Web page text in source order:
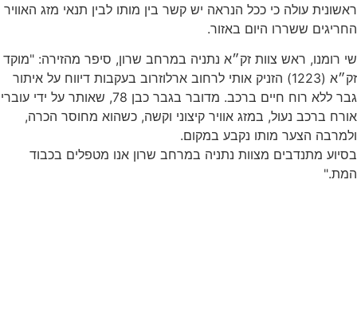
ראשונית עולה כי ככל הנראה יש קשר בין מותו לבין תנאי מזג האוויר
החריגים ששררו היום באזור.
שי רומנו, ראש צוות זק״א נתניה במרחב שרון, סיפר מהזירה: "מוקד
זק״א (1223) הזניק אותי לרחוב ארלוזרוב בעקבות דיווח על איתור
גבר ללא רוח חיים ברכב. מדובר בגבר כבן 78, שאותר על ידי עוברי
אורח ברכב נעול, במזג אוויר קיצוני וקשה, כשהוא מחוסר הכרה,
ולמרבה הצער מותו נקבע במקום.
בסיוע מתנדבים מצוות נתניה במרחב שרון אנו מטפלים בכבוד
המת."